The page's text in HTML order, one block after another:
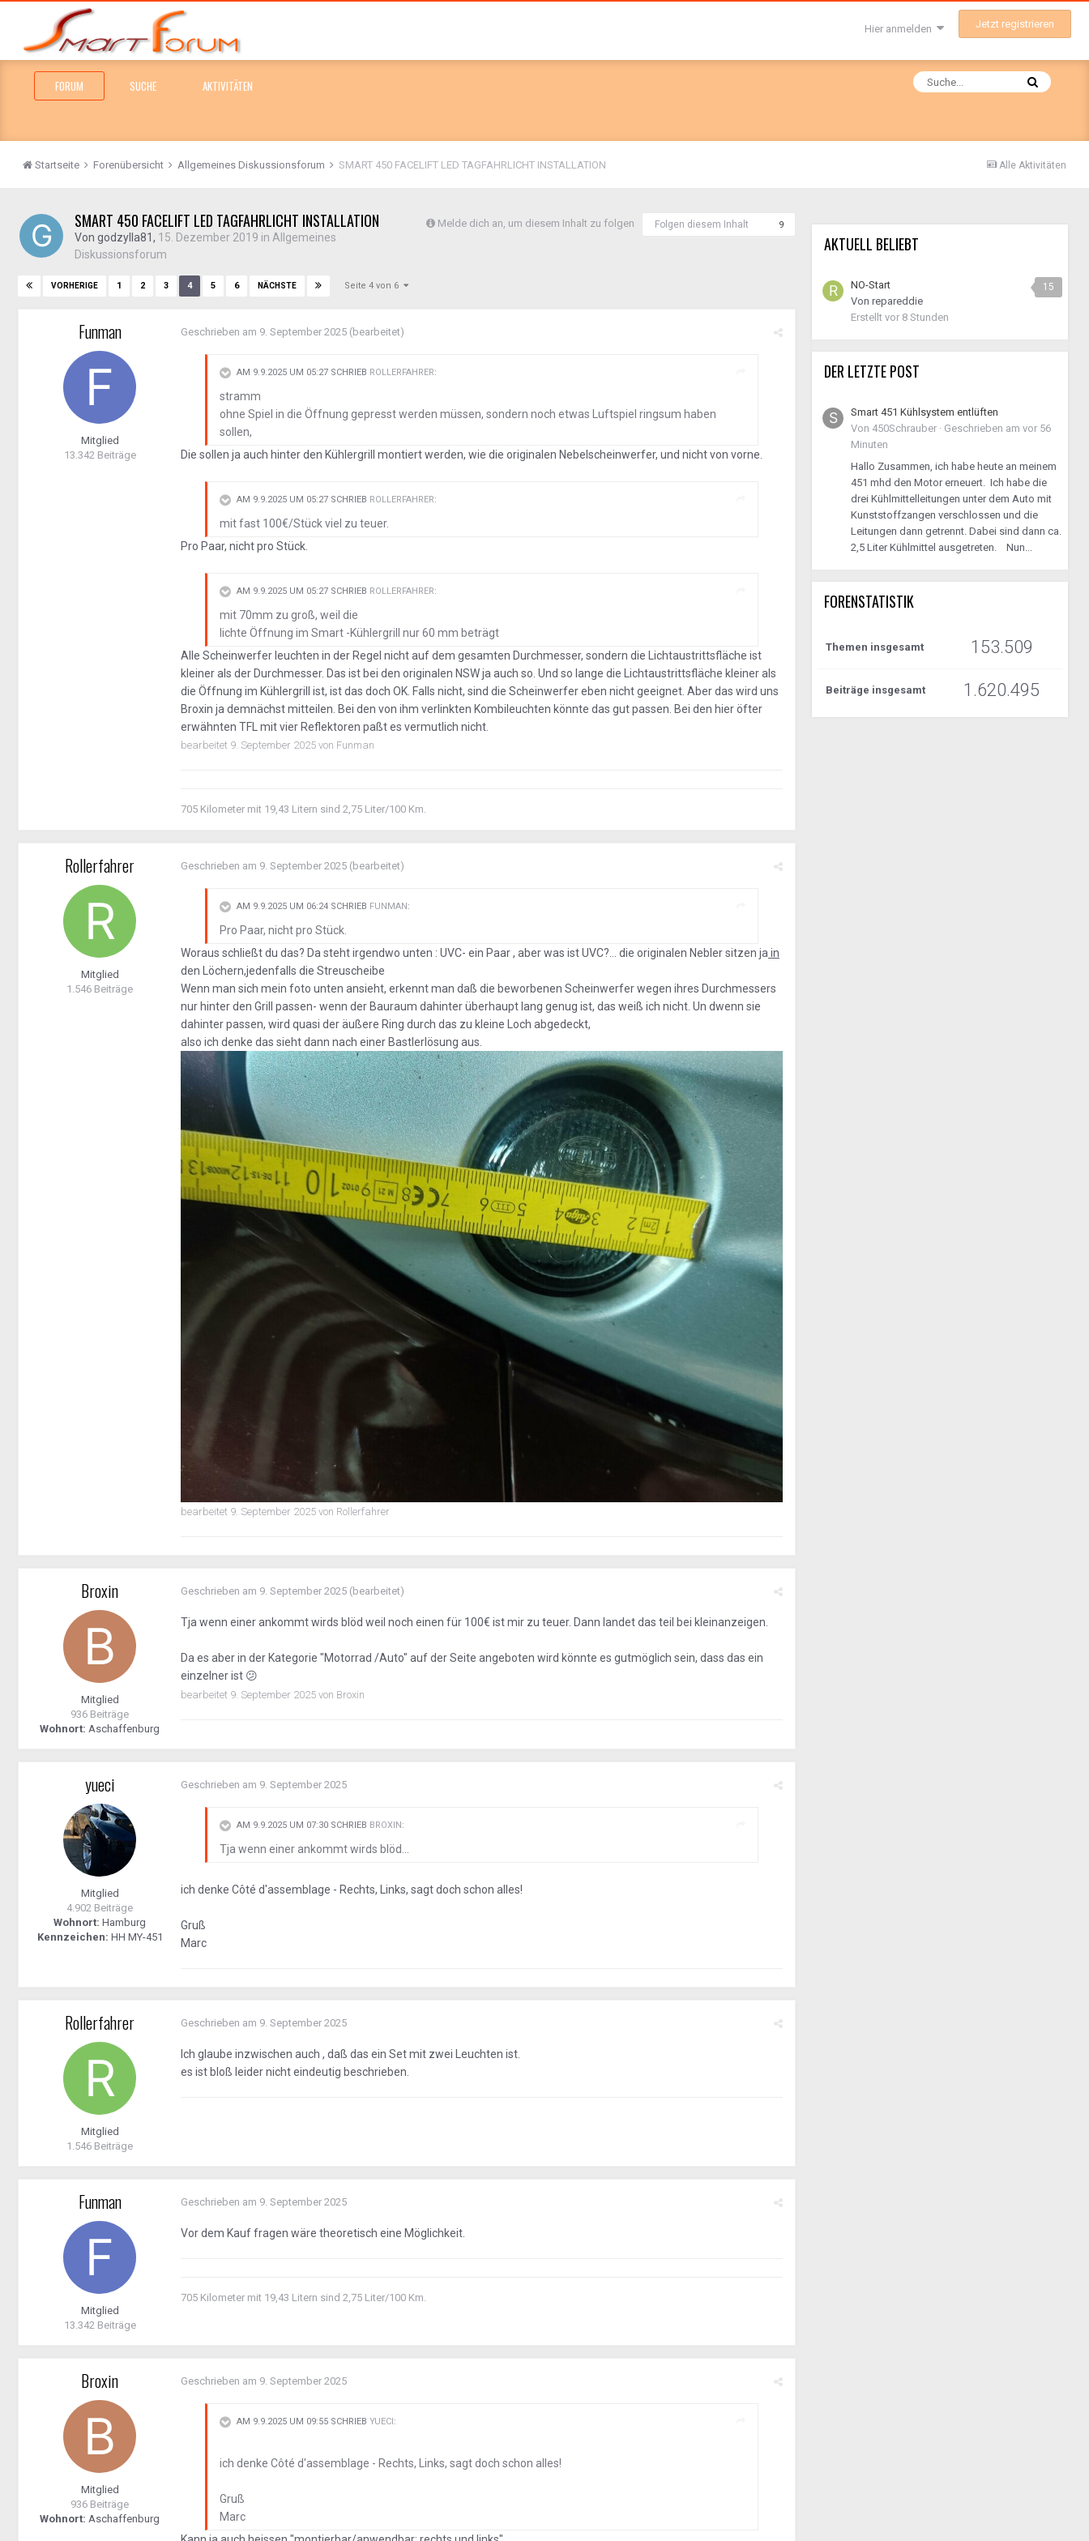
Hier anmelden Jetzt registrieren
FORUM SUCHE AKTIVITÄTEN
Alle Aktivitäten
Startseite Forenübersicht Allgemeines Diskussionsforum SMART 450 FACELIFT LED TAGFAHRLICHT INSTALLATION
Melde dich an, um diesem Inhalt zu folgen Folgen diesem Inhalt 9
SMART 450 FACELIFT LED TAGFAHRLICHT INSTALLATION
Von godzylla81 , 15. Dezember 2019 in Allgemeines
Diskussionsforum
VORHERIGE 1 2 3 4 5 6 NÄCHSTE Seite 4 von 6
Funman
Mitglied
13.342 Beiträge
Geschrieben am 9. September 2025 (bearbeitet)
AM 9.9.2025 UM 05:27 SCHRIEB ROLLERFAHRER:
stramm
ohne Spiel in die Öffnung gepresst werden müssen, sondern noch etwas Luftspiel ringsum haben
sollen,
Die sollen ja auch hinter den Kühlergrill montiert werden, wie die originalen Nebelscheinwerfer, und nicht von vorne.
AM 9.9.2025 UM 05:27 SCHRIEB ROLLERFAHRER:
mit fast 100€/Stück viel zu teuer.
Pro Paar, nicht pro Stück.
AM 9.9.2025 UM 05:27 SCHRIEB ROLLERFAHRER:
mit 70mm zu groß, weil die
lichte Öffnung im Smart -Kühlergrill nur 60 mm beträgt
Alle Scheinwerfer leuchten in der Regel nicht auf dem gesamten Durchmesser, sondern die Lichtaustrittsfläche ist
kleiner als der Durchmesser. Das ist bei den originalen NSW ja auch so. Und so lange die Lichtaustrittsfläche kleiner als
die Öffnung im Kühlergrill ist, ist das doch OK. Falls nicht, sind die Scheinwerfer eben nicht geeignet. Aber das wird uns
Broxin ja demnächst mitteilen. Bei den von ihm verlinkten Kombileuchten könnte das gut passen. Bei den hier öfter
erwähnten TFL mit vier Reflektoren paßt es vermutlich nicht.
bearbeitet 9. September 2025 von Funman
705 Kilometer mit 19,43 Litern sind 2,75 Liter/100 Km.
Rollerfahrer
Mitglied
1.546 Beiträge
Geschrieben am 9. September 2025 (bearbeitet)
AM 9.9.2025 UM 06:24 SCHRIEB FUNMAN :
Pro Paar, nicht pro Stück.
Woraus schließt du das? Da steht irgendwo unten : UVC- ein Paar , aber was ist UVC?... die originalen Nebler sitzen ja in
den Löchern,jedenfalls die Streuscheibe
Wenn man sich mein foto unten ansieht, erkennt man daß die beworbenen Scheinwerfer wegen ihres Durchmessers
nur hinter den Grill passen- wenn der Bauraum dahinter überhaupt lang genug ist, das weiß ich nicht. Un dwenn sie
dahinter passen, wird quasi der äußere Ring durch das zu kleine Loch abgedeckt,
also ich denke das sieht dann nach einer Bastlerlösung aus.
bearbeitet 9. September 2025 von Rollerfahrer
Broxin
Mitglied
936 Beiträge
Wohnort: Aschaffenburg
Geschrieben am 9. September 2025 (bearbeitet)
Tja wenn einer ankommt wirds blöd weil noch einen für 100€ ist mir zu teuer. Dann landet das teil bei kleinanzeigen.
Da es aber in der Kategorie "Motorrad /Auto" auf der Seite angeboten wird könnte es gutmöglich sein, dass das ein
einzelner ist 😕
bearbeitet 9. September 2025 von Broxin
yueci
Mitglied
4.902 Beiträge
Wohnort: Hamburg
Kennzeichen: HH MY-451
Geschrieben am 9. September 2025
AM 9.9.2025 UM 07:30 SCHRIEB BROXIN :
Tja wenn einer ankommt wirds blöd...
ich denke Côté d'assemblage - Rechts, Links, sagt doch schon alles!
Gruß
Marc
Rollerfahrer
Mitglied
1.546 Beiträge
Geschrieben am 9. September 2025
Ich glaube inzwischen auch , daß das ein Set mit zwei Leuchten ist.
es ist bloß leider nicht eindeutig beschrieben.
Funman
Mitglied
13.342 Beiträge
Geschrieben am 9. September 2025
Vor dem Kauf fragen wäre theoretisch eine Möglichkeit.
705 Kilometer mit 19,43 Litern sind 2,75 Liter/100 Km.
Broxin
Mitglied
936 Beiträge
Wohnort: Aschaffenburg
Geschrieben am 9. September 2025
AM 9.9.2025 UM 09:55 SCHRIEB YUECI :
ich denke Côté d'assemblage - Rechts, Links, sagt doch schon alles!
Gruß
Marc
AKTUELL BELIEBT
15
NO-Start
Von repareddie
Erstellt vor 8 Stunden
DER LETZTE POST
Smart 451 Kühlsystem entlüften
Von 450Schrauber · Geschrieben am vor 56
Minuten
Hallo Zusammen, ich habe heute an meinem
451 mhd den Motor erneuert. Ich habe die
drei Kühlmittelleitungen unter dem Auto mit
Kunststoffzangen verschlossen und die
Leitungen dann getrennt. Dabei sind dann ca.
2,5 Liter Kühlmittel ausgetreten. Nun...
FORENSTATISTIK
Themen insgesamt 153.509
Beiträge insgesamt 1.620.495